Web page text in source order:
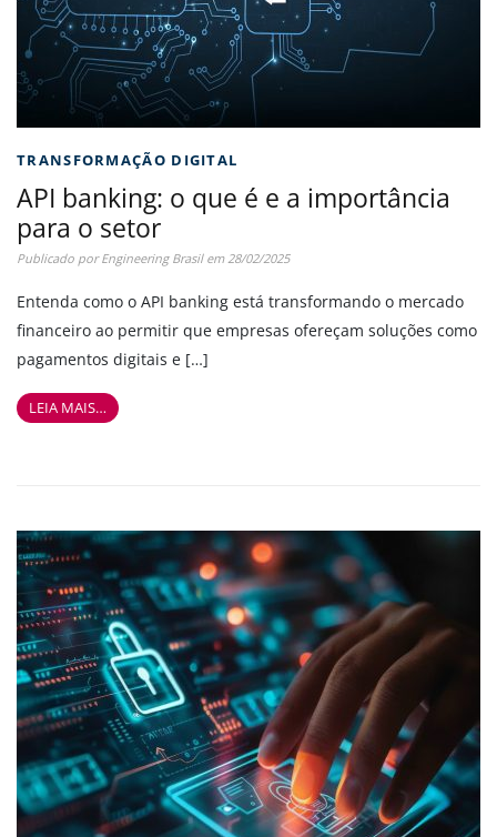
TRANSFORMAÇÃO DIGITAL
API banking: o que é e a importância
para o setor
Publicado porEngineering Brasilem 28/02/2025
Entenda como o API banking está transformando o mercado
financeiro ao permitir que empresas ofereçam soluções como
pagamentos digitais e […]
LEIA MAIS…